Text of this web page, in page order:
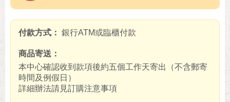
付款方式 銀行ATM或臨櫃付款
商品寄送
本中心確認收到款項後約五個工作天寄出（不含郵寄
時間及例假日）
詳細辦法請見訂購注意事項